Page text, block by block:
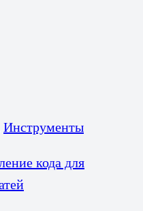
Инструменты